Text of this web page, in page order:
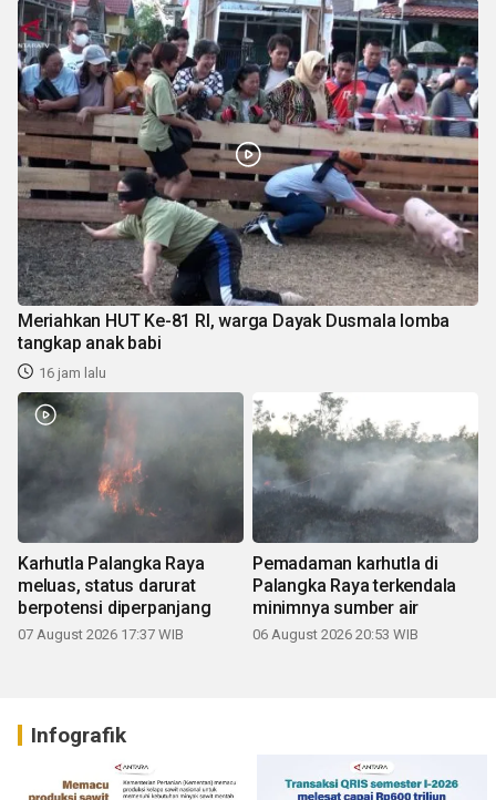
Meriahkan HUT Ke-81 RI, warga Dayak Dusmala lomba
tangkap anak babi
16 jam lalu
Karhutla Palangka Raya
meluas, status darurat
berpotensi diperpanjang
07 August 2026 17:37 WIB
Pemadaman karhutla di
Palangka Raya terkendala
minimnya sumber air
06 August 2026 20:53 WIB
Infografik